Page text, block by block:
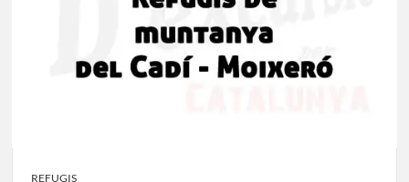
has
de
REFUGIS